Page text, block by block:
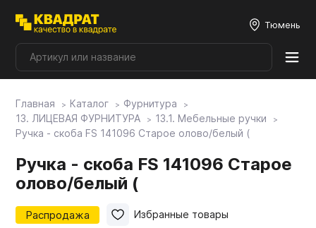
Тюмень
Плитные материалы
Главная Каталог
Фурнитура
13. ЛИЦЕВАЯ ФУРНИТУРА
13.1. Мебельные ручки
Ручка - скоба FS 141096 Старое олово/белый (
Ручка - скоба FS 141096 Старое
олово/белый (
Распродажа Избранные товары